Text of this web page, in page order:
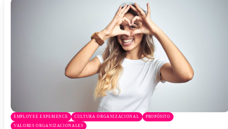
EMPLOYEE EXPERIENCE CULTURA ORGANIZACIONAL PROPÓSITO
VALORES ORGANIZACIONALES